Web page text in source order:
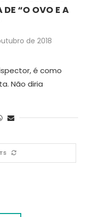
DE “O OVO E A
de 2018
é como
Não diria